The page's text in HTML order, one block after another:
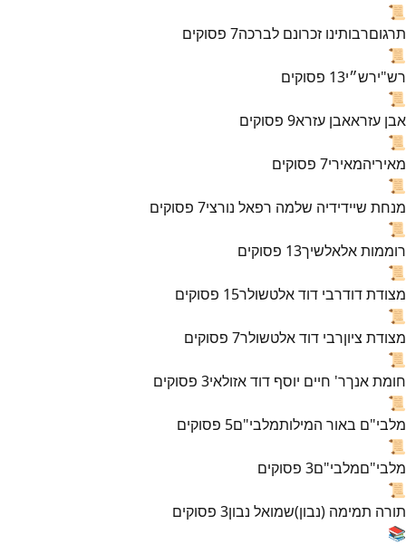
📜
תרגוםרבותינו זכרונם לברכה7 פסוקים
📜
רש"ירש״י13 פסוקים
📜
אבן עזראאבן עזרא9 פסוקים
📜
מאיריהמאירי7 פסוקים
📜
מנחת שיידידיה שלמה רפאל נורצי7 פסוקים
📜
רוממות אלאלשיך13 פסוקים
📜
מצודת דודרבי דוד אלטשולר15 פסוקים
📜
מצודת ציוןרבי דוד אלטשולר7 פסוקים
📜
חומת אנךר' חיים יוסף דוד אזולאי3 פסוקים
📜
מלבי"ם באור המילותמלבי"ם5 פסוקים
📜
מלבי"םמלבי"ם3 פסוקים
📜
תורה תמימה (נבון)שמואל נבון3 פסוקים
📚